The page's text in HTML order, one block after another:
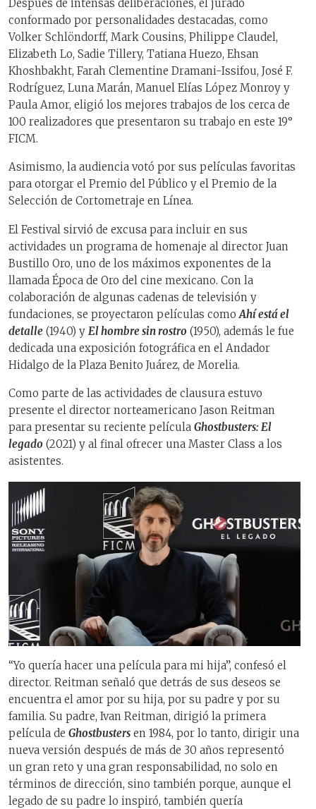
Después de intensas deliberaciones, el jurado
conformado por personalidades destacadas, como
Volker Schlöndorff, Mark Cousins, Philippe Claudel,
Elizabeth Lo, Sadie Tillery, Tatiana Huezo, Ehsan
Khoshbakht, Farah Clementine Dramani-Issifou, José F.
Rodríguez, Luna Marán, Manuel Elías López Monroy y
Paula Amor, eligió los mejores trabajos de los cerca de
100 realizadores que presentaron su trabajo en este 19°
FICM.
Asimismo, la audiencia votó por sus películas favoritas
para otorgar el Premio del Público y el Premio de la
Selección de Cortometraje en Línea.
El Festival sirvió de excusa para incluir en sus
actividades un programa de homenaje al director Juan
Bustillo Oro, uno de los máximos exponentes de la
llamada Época de Oro del cine mexicano. Con la
colaboración de algunas cadenas de televisión y
fundaciones, se proyectaron películas comoAhí está el
detalle (1940) y El hombre sin rostro (1950), además le fue
dedicada una exposición fotográfica en el Andador
Hidalgo de la Plaza Benito Juárez, de Morelia.
Como parte de las actividades de clausura estuvo
presente el director norteamericano Jason Reitman
para presentar su reciente película Ghostbusters: El
legado (2021) y al final ofrecer una Master Class a los
asistentes.
“Yo quería hacer una película para mi hija”, confesó el
director. Reitman señaló que detrás de sus deseos se
encuentra el amor por su hija, por su padre y por su
familia. Su padre, Ivan Reitman, dirigió la primera
película de Ghostbusters en 1984, por lo tanto, dirigir una
nueva versión después de más de 30 años representó
un gran reto y una gran responsabilidad, no solo en
términos de dirección, sino también porque, aunque el
legado de su padre lo inspiró, también quería